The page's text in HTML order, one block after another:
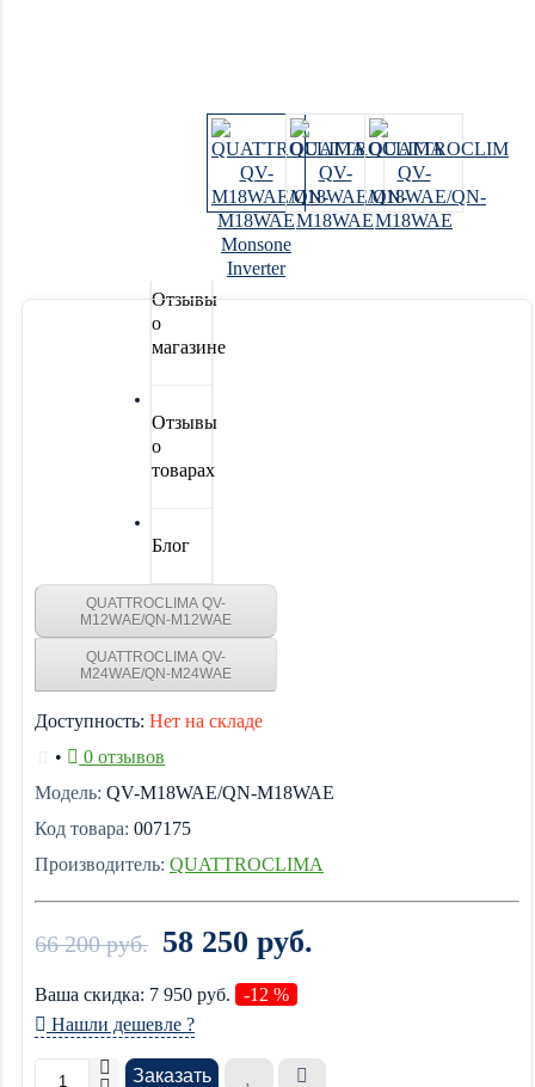
Новинки
Отзывы
о
магазине
Отзывы
о
товарах
Блог
QUATTROCLIMA QV-
M12WAE/QN-M12WAE
QUATTROCLIMA QV-
M24WAE/QN-M24WAE
Доступность: Нет на складе
•
0 отзывов
Модель: QV-M18WAE/QN-M18WAE
Код товара: 007175
Производитель: QUATTROCLIMA
66 200 руб. 58 250 руб.
Ваша cкидка: 7 950 руб.
-12 %
Нашли дешевле ?
Заказать